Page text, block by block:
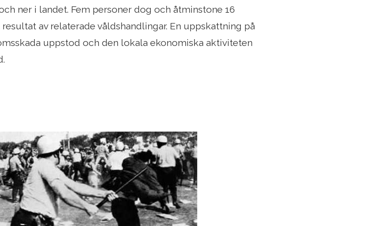
ner i landet. Fem personer dog och åtminstone 16
av relaterade våldshandlingar. En uppskattning på
uppstod och den lokala ekonomiska aktiviteten